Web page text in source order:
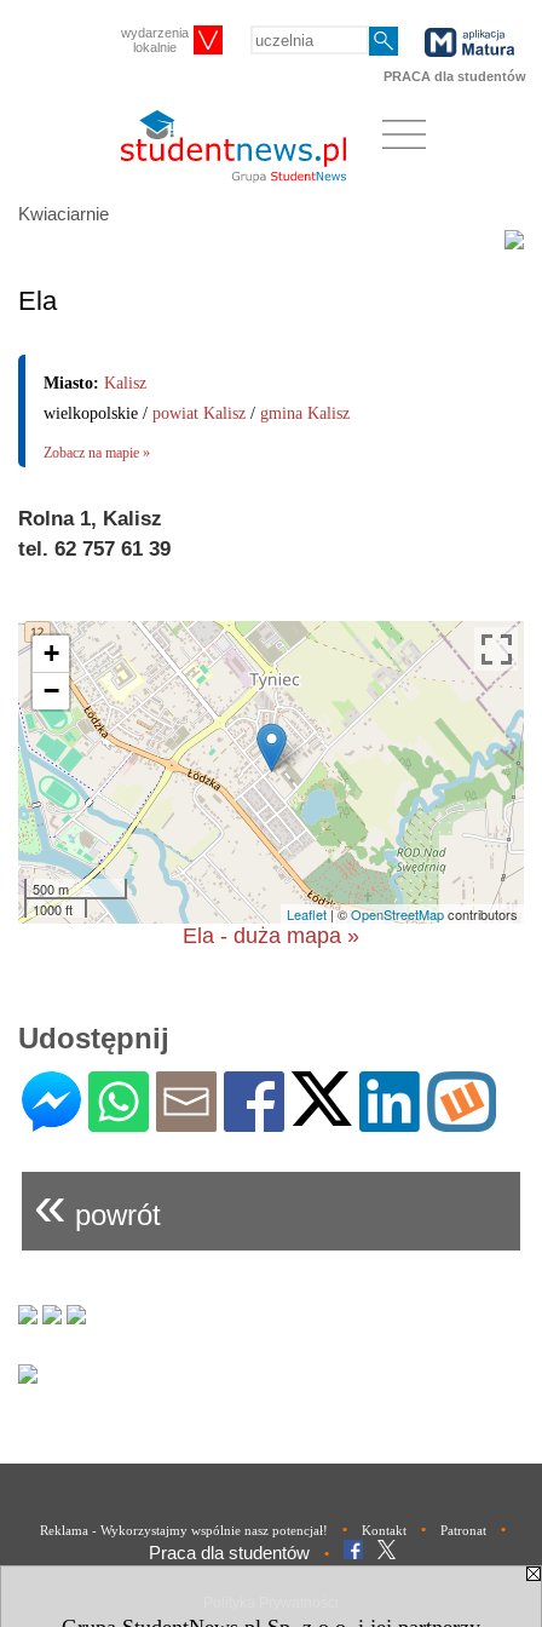
wydarzenia
lokalnie
PRACA dla studentów
Kwiaciarnie
Ela
Miasto: Kalisz
wielkopolskie / powiat Kalisz / gmina Kalisz
Zobacz na mapie »
Rolna 1, Kalisz
tel. 62 757 61 39
+
−
500 m
1000 ft
Leaflet| ©OpenStreetMapcontributors
Ela - duża mapa »
Udostępnij
« powrót
Reklama - Wykorzystajmy wspólnie nasz potencjał! • Kontakt • Patronat •
Praca dla studentów •